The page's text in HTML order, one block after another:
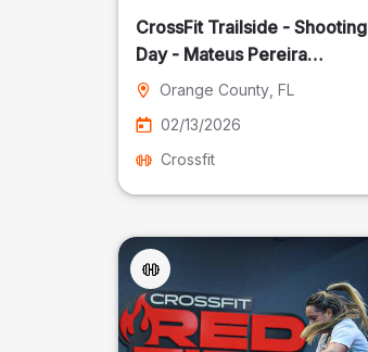
CrossFit Trailside - Shooting
Day - Mateus Pereira
Fotografia
Orange County , FL
02/13/2026
Crossfit